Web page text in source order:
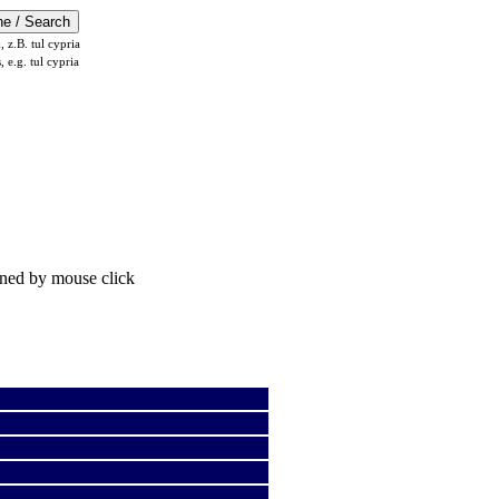
z.B. tul cypria
e.g. tul cypria
by mouse click